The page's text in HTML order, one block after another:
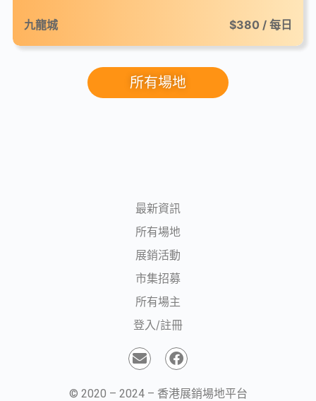
九龍城 $380 / 每日
所有場地
最新資訊
所有場地
展銷活動
市集招募
所有場主
登入/註冊
© 2020 – 2024 – 香港展銷場地平台